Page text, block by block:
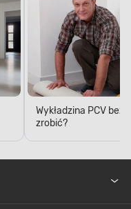
Wykładzina PCV bez
zrobić?